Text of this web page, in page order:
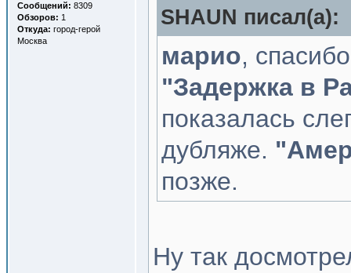
Сообщений: 8309
Обзоров: 1
Откуда: город-герой
Москва
SHAUN писал(a):
марио,
"Задержка в
показалась
дубляже.
позже.
Ну так